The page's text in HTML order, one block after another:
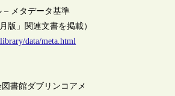
– メタデータ基準
版」関連文書を掲載）
data/meta.html
書館ダブリンコアメ